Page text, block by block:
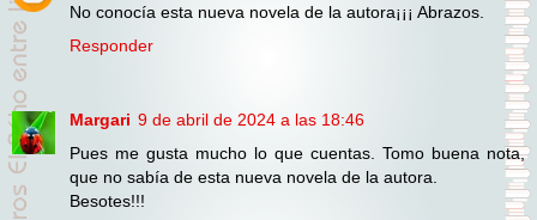
No conocía esta nueva novela de la autora¡¡¡ Abrazos.
Responder
Margari 9 de abril de 2024 a las 18:46
Pues me gusta mucho lo que cuentas. Tomo buena nota,
que no sabía de esta nueva novela de la autora.
Besotes!!!